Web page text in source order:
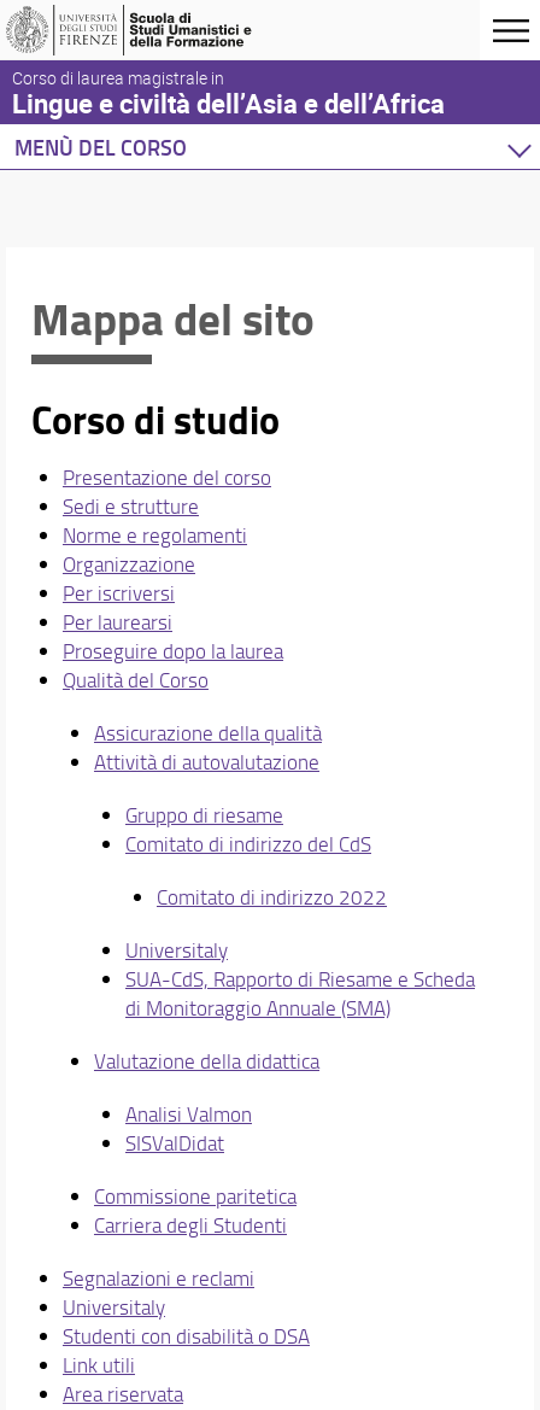
Corso di laurea magistrale in
Lingue e civiltà dell’Asia e dell’Africa
MENÙ DEL CORSO
Docenti
Orario e calendari
Mappa del sito
Corso di studio
Presentazione del corso
Sedi e strutture
Norme e regolamenti
Organizzazione
Per iscriversi
Per laurearsi
Proseguire dopo la laurea
Qualità del Corso
Assicurazione della qualità
Attività di autovalutazione
Gruppo di riesame
Comitato di indirizzo del CdS
Comitato di indirizzo 2022
Universitaly
SUA-CdS, Rapporto di Riesame e Scheda
di Monitoraggio Annuale (SMA)
Valutazione della didattica
Analisi Valmon
SISValDidat
Commissione paritetica
Carriera degli Studenti
Segnalazioni e reclami
Universitaly
Studenti con disabilità o DSA
Link utili
Area riservata